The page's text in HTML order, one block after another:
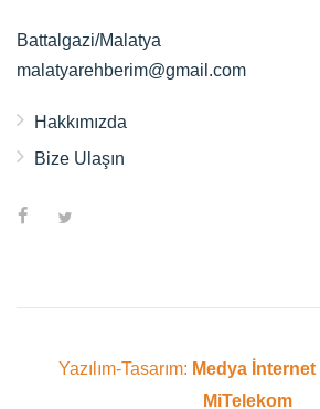
Battalgazi/Malatya
malatyarehberim@gmail.com
Hakkımızda
Bize Ulaşın
Yazılım-Tasarım: Medya İnternet|
MiTelekom